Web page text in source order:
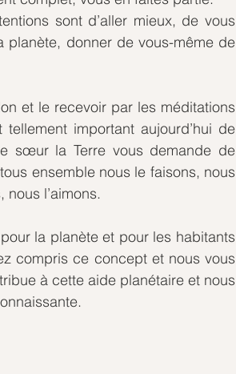
sont d’aller mieux, de vous
planète, donner de vous-même de
et le recevoir par les méditations
important aujourd’hui de
sœur la Terre vous demande de
ensemble nous le faisons, nous
l’aimons.
la planète et pour les habitants
compris ce concept et nous vous
à cette aide planétaire et nous